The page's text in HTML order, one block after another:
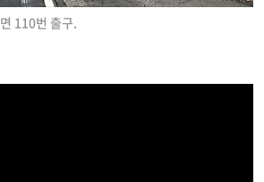
110번 출구.